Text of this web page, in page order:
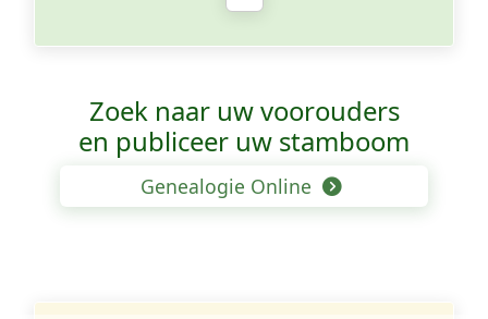
Zoek naar uw voorouders
en publiceer uw stamboom
Genealogie Online